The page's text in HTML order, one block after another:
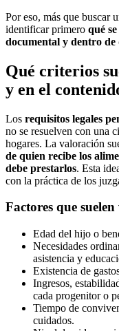
Por eso, más que buscar
identificar primero qué
documental y dentro
Qué criterios
y en el
Los requisitos legales
no se resuelven con una
hogares. La valoración
de quien recibe los
debe prestarlos. Esta
con la práctica de los
Factores que
Edad del hijo o
Necesidades
asistencia y
Existencia de
Ingresos,
cada progenitor o
Tiempo de
cuidados.